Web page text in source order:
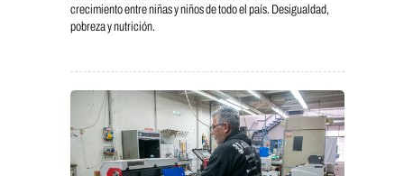
crecimiento entre niñas y niños de todo el país. Desigualdad,
pobreza y nutrición.